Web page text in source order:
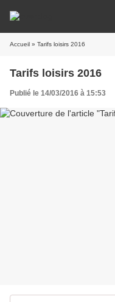
Accueil » Tarifs loisirs 2016
Tarifs loisirs 2016
Publié le 14/03/2016 à 15:53